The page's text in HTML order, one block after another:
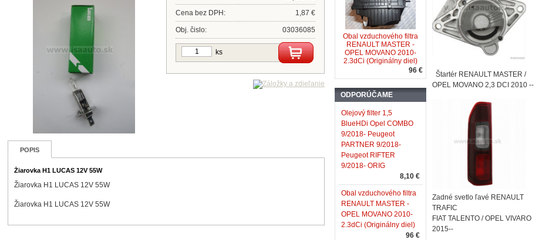
Cena bez DPH: 1,87 €
Obj. čislo: 03036085
ks
POPIS
Žiarovka H1 LUCAS 12V 55W
Žiarovka H1 LUCAS 12V 55W
Žiarovka H1 LUCAS 12V 55W
Obal vzduchového filtra
RENAULT MASTER -
OPEL MOVANO 2010-
2.3dCi (Originálny diel)
96 €
ODPORÚČAME
Olejový filter 1,5
BlueHDi Opel COMBO
9/2018- Peugeot
PARTNER 9/2018-
Peugeot RIFTER
9/2018- ORIG
8,10 €
Obal vzduchového filtra
RENAULT MASTER -
OPEL MOVANO 2010-
2.3dCi (Originálny diel)
96 €
Štartér RENAULT MASTER /
OPEL MOVANO 2,3 DCI 2010 --
Zadné svetlo ľavé RENAULT
TRAFIC
FIAT TALENTO / OPEL VIVARO
2015--